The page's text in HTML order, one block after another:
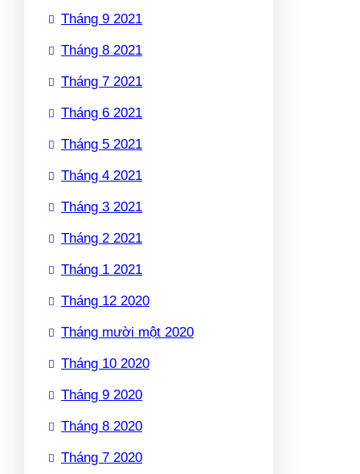
Tháng 9 2021
Tháng 8 2021
Tháng 7 2021
Tháng 6 2021
Tháng 5 2021
Tháng 4 2021
Tháng 3 2021
Tháng 2 2021
Tháng 1 2021
Tháng 12 2020
Tháng mười một 2020
Tháng 10 2020
Tháng 9 2020
Tháng 8 2020
Tháng 7 2020